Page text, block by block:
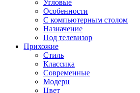
Угловые
Особенности
С компьютерным столом
Назначение
Под телевизор
Прихожие
Стиль
Классика
Современные
Модерн
Цвет